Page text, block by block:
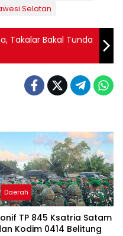
Selatan
Takalar Bakal Tunda
Daerah
TP 845 Ksatria Satam
Kodim 0414 Belitung